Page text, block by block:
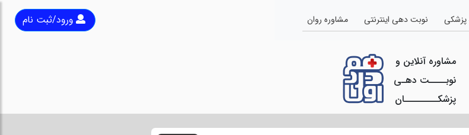
پزشکی نوبت دهی اینترنتی مشاوره روان ورود/ثبت نام
مشاوره آنلاین و
نوبــــت دهـی
پزشکــــــــان